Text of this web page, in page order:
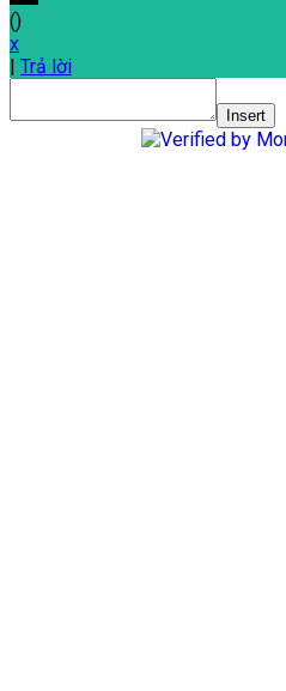
()
x
Trả lời
Insert